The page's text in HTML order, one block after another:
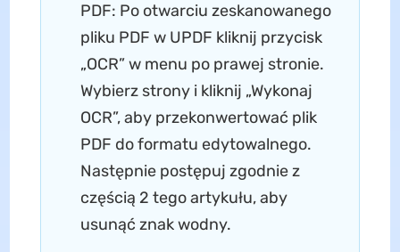
PDF: Po otwarciu zeskanowanego
pliku PDF w UPDF kliknij przycisk
„OCR” w menu po prawej stronie.
Wybierz strony i kliknij „Wykonaj
OCR”, aby przekonwertować plik
PDF do formatu edytowalnego.
Następnie postępuj zgodnie z
częścią 2 tego artykułu, aby
usunąć znak wodny.